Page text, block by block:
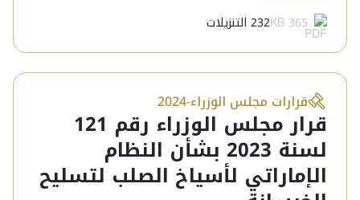
365 KB
232 التنزيلات
قرارات مجلس الوزراء-
2024
قرار مجلس الوزراء رقم 121
لسنة 2023 بشأن النظام
الإماراتي لأسياخ الصلب لتسليح